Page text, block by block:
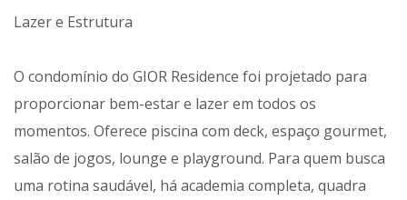
Lazer e Estrutura
O condomínio do GIOR Residence foi projetado para
proporcionar bem-estar e lazer em todos os
momentos. Oferece piscina com deck, espaço gourmet,
salão de jogos, lounge e playground. Para quem busca
uma rotina saudável, há academia completa, quadra